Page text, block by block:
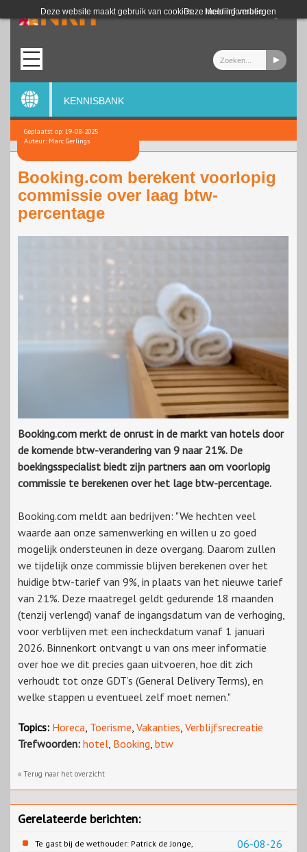
Deze website maakt gebruik van cookies. Meer informatie
Deze melding verbergen
Login
KENNISBANK
Geplaatst op: 19-08-2025
Auteur: Marc Gerlings
Booking.com berekent voorlopig
commissie over laag btw-
percentage
Booking.com merkt de onrust in de markt van hotels door
de komende btw-verandering van 9 naar 21%. De
boekingsspecialist biedt zijn partners aan om voorlopig
commissie te berekenen over het lage btw-percentage.
Booking.com meldt aan bedrijven: "We hechten veel
waarde aan onze samenwerking en willen u zo goed
mogelijk ondersteunen in deze overgang. Daarom zullen
we tijdelijk onze commissie blijven berekenen over het
huidige btw-tarief van 9%, in plaats van het nieuwe tarief
van 21%. Deze maatregel geldt gedurende 18 maanden
(tenzij verlengd) vanaf de ingangsdatum van de verhoging,
voor verblijven met een incheckdatum vanaf 1 januari
2026. Binnenkort ontvangt u van ons meer informatie
over hoe we dit precies gaan uitvoeren, hoe dit zich
verhoudt tot onze GDT’s (General Delivery Terms), en
welke stappen u eventueel zelf moet nemen."
Topics: Horeca, Toerisme, Vakanties, Verblijfsrecreatie
Trefwoorden: hotel, Booking, btw
« Terug naar het overzicht
Gerelateerde berichten:
06-08-26
Te gast bij de wethouder: Patrick de Jonge,